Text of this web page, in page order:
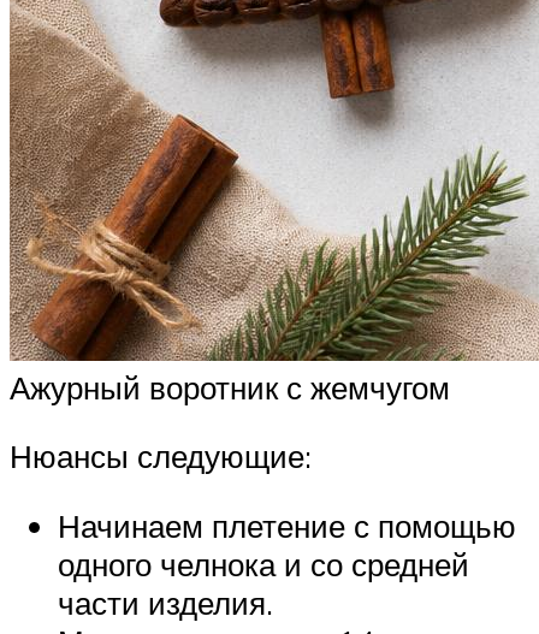
Ажурный воротник с жемчугом
Нюансы следующие:
Начинаем плетение с помощью
одного челнока и со средней
части изделия.